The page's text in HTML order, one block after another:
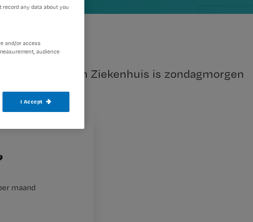
maand
Jeroen Bosch Ziekenhuis is zondagmorgen
any data about you
and/or access
audience
I Accept